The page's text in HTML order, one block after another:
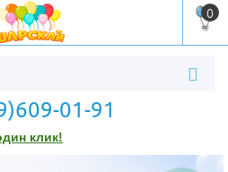
0
01-91
клик!